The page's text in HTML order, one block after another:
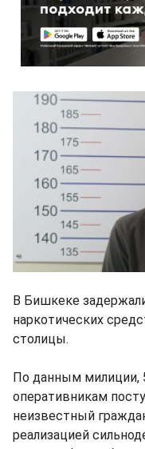
В Бишкеке
наркотических
столицы.
По данным милиции,
оперативникам
неизвестный
реализацией